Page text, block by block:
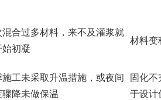
混合过多材料，来不及灌浆就
始初凝
材料变
施工未采取升温措施，或夜间
骤降未做保温
固化
于设计